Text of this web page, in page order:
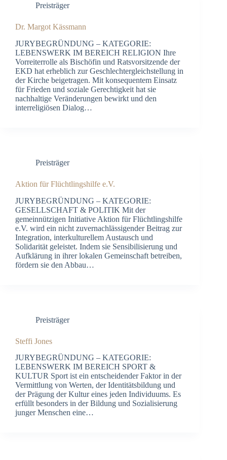
Preisträger
Dr. Margot Kässmann
JURYBEGRÜNDUNG – KATEGORIE:
LEBENSWERK IM BEREICH RELIGION Ihre
Vorreiterrolle als Bischöfin und Ratsvorsitzende der
EKD hat erheblich zur Geschlechtergleichstellung in
der Kirche beigetragen. Mit konsequentem Einsatz
für Frieden und soziale Gerechtigkeit hat sie
nachhaltige Veränderungen bewirkt und den
interreligiösen Dialog…
Preisträger
Aktion für Flüchtlingshilfe e.V.
JURYBEGRÜNDUNG – KATEGORIE:
GESELLSCHAFT & POLITIK Mit der
gemeinnützigen Initiative Aktion für Flüchtlingshilfe
e.V. wird ein nicht zuvernachlässigender Beitrag zur
Integration, interkulturellem Austausch und
Solidarität geleistet. Indem sie Sensibilisierung und
Aufklärung in ihrer lokalen Gemeinschaft betreiben,
fördern sie den Abbau…
Preisträger
Steffi Jones
JURYBEGRÜNDUNG – KATEGORIE:
LEBENSWERK IM BEREICH SPORT &
KULTUR Sport ist ein entscheidender Faktor in der
Vermittlung von Werten, der Identitätsbildung und
der Prägung der Kultur eines jeden Individuums. Es
erfüllt besonders in der Bildung und Sozialisierung
junger Menschen eine…